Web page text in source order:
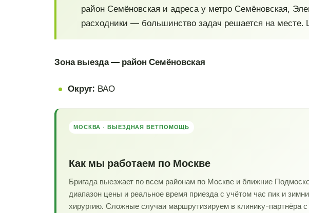
район Семёновская и адреса у метро Семёновская,
расходники — большинство задач решается на месте.
Зона выезда — район Семёновская
Округ: ВАО
МОСКВА · ВЫЕЗДНАЯ ВЕТПОМОЩЬ
Как мы работаем по Москве
Бригада выезжает по всем районам по Москве и ближние
диапазон цены и реальное время приезда с учётом час пик и
хирургию. Сложные случаи маршрутизируем в клинику-партнёра